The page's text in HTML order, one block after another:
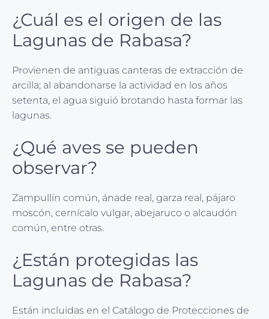
¿Cuál es el origen de las
Lagunas de Rabasa?
Provienen de antiguas canteras de extracción de
arcilla; al abandonarse la actividad en los años
setenta, el agua siguió brotando hasta formar las
lagunas.
¿Qué aves se pueden
observar?
Zampullín común, ánade real, garza real, pájaro
moscón, cernícalo vulgar, abejaruco o alcaudón
común, entre otras.
¿Están protegidas las
Lagunas de Rabasa?
Están incluidas en el Catálogo de Protecciones de